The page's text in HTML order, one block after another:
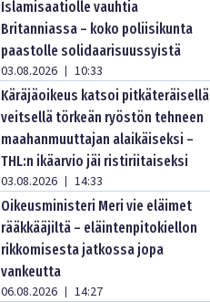
Islamisaatiolle vauhtia
Britanniassa – koko poliisikunta
paastolle solidaarisuussyistä
03.08.2026 | 10:33
Käräjäoikeus katsoi pitkäteräisellä
veitsellä törkeän ryöstön tehneen
maahanmuuttajan alaikäiseksi –
THL:n ikäarvio jäi ristiriitaiseksi
03.08.2026 | 14:33
Oikeusministeri Meri vie eläimet
rääkkääjiltä – eläintenpitokiellon
rikkomisesta jatkossa jopa
vankeutta
06.08.2026 | 14:27